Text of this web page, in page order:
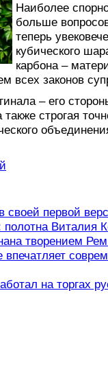
Наиболее
больше
теперь
кубического
карбона –
всех законов
– его
строгая
первой
Виталия
творением
на торгах